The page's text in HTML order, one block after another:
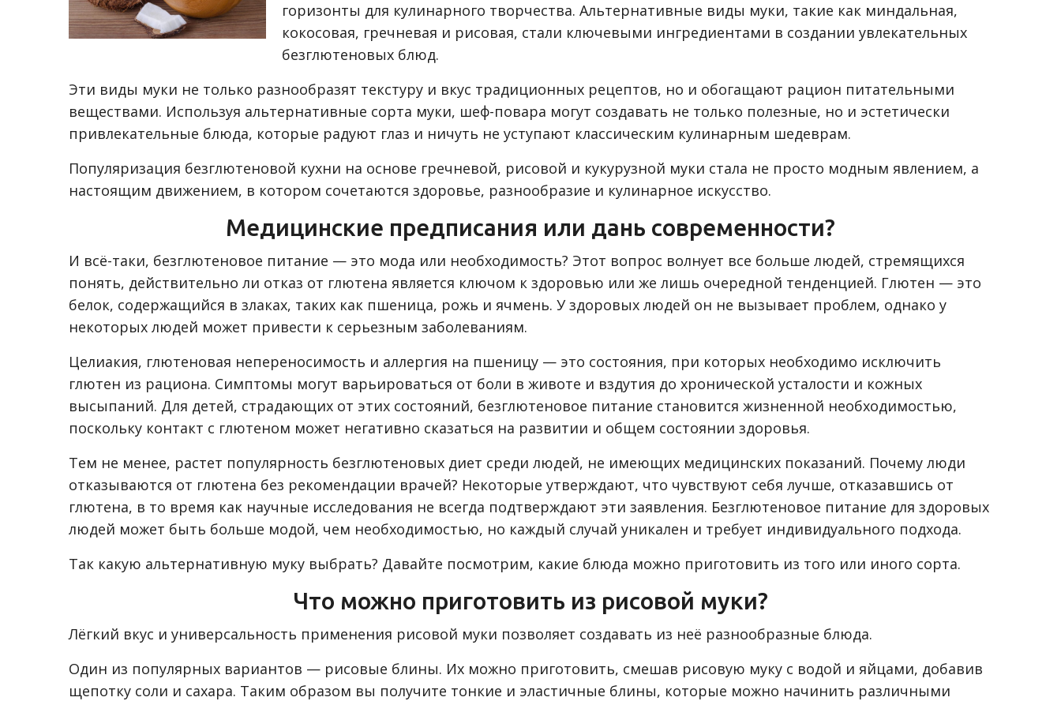
горизонты для кулинарного творчества. Альтернативные виды муки, такие как миндальная,
кокосовая, гречневая и рисовая, стали ключевыми ингредиентами в создании увлекательных
безглютеновых блюд.
Эти виды муки не только разнообразят текстуру и вкус традиционных рецептов, но и обогащают рацион питательными
веществами. Используя альтернативные сорта муки, шеф-повара могут создавать не только полезные, но и эстетически
привлекательные блюда, которые радуют глаз и ничуть не уступают классическим кулинарным шедеврам.
Популяризация безглютеновой кухни на основе гречневой, рисовой и кукурузной муки стала не просто модным явлением, а
настоящим движением, в котором сочетаются здоровье, разнообразие и кулинарное искусство.
Медицинские предписания или дань современности?
И всë-таки, безглютеновое питание — это мода или необходимость? Этот вопрос волнует все больше людей, стремящихся
понять, действительно ли отказ от глютена является ключом к здоровью или же лишь очередной тенденцией. Глютен — это
белок, содержащийся в злаках, таких как пшеница, рожь и ячмень. У здоровых людей он не вызывает проблем, однако у
некоторых людей может привести к серьезным заболеваниям.
Целиакия, глютеновая непереносимость и аллергия на пшеницу — это состояния, при которых необходимо исключить
глютен из рациона. Симптомы могут варьироваться от боли в животе и вздутия до хронической усталости и кожных
высыпаний. Для детей, страдающих от этих состояний, безглютеновое питание становится жизненной необходимостью,
поскольку контакт с глютеном может негативно сказаться на развитии и общем состоянии здоровья.
Тем не менее, растет популярность безглютеновых диет среди людей, не имеющих медицинских показаний. Почему люди
отказываются от глютена без рекомендации врачей? Некоторые утверждают, что чувствуют себя лучше, отказавшись от
глютена, в то время как научные исследования не всегда подтверждают эти заявления. Безглютеновое питание для здоровых
людей может быть больше модой, чем необходимостью, но каждый случай уникален и требует индивидуального подхода.
Так какую альтернативную муку выбрать? Давайте посмотрим, какие блюда можно приготовить из того или иного сорта.
Что можно приготовить из рисовой муки?
Лёгкий вкус и универсальность применения рисовой муки позволяет создавать из неё разнообразные блюда.
Один из популярных вариантов — рисовые блины. Их можно приготовить, смешав рисовую муку с водой и яйцами, добавив
щепотку соли и сахара. Таким образом вы получите тонкие и эластичные блины, которые можно начинить различными